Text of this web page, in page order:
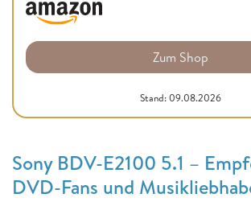
Zum Shop
Stand: 09.08.2026
Sony BDV-E2100 5.1 –
DVD-Fans und